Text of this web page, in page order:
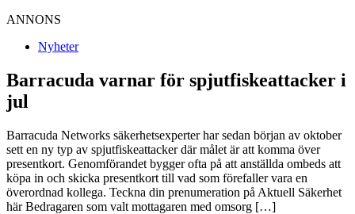
ANNONS
Nyheter
Barracuda varnar för spjutfiskeattacker i
jul
Barracuda Networks säkerhetsexperter har sedan början av oktober
sett en ny typ av spjutfiskeattacker där målet är att komma över
presentkort. Genomförandet bygger ofta på att anställda ombeds att
köpa in och skicka presentkort till vad som förefaller vara en
överordnad kollega. Teckna din prenumeration på Aktuell Säkerhet
här Bedragaren som valt mottagaren med omsorg […]